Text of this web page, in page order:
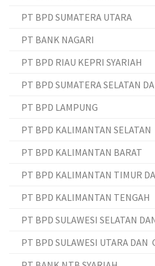
PT BPD SUMATERA UTARA
PT BANK NAGARI
PT BPD RIAU KEPRI SYARIAH
PT BPD SUMATERA SELATAN
PT BPD LAMPUNG
PT BPD KALIMANTAN SELATAN
PT BPD KALIMANTAN BARAT
PT BPD KALIMANTAN TIMUR
PT BPD KALIMANTAN TENGAH
PT BPD SULAWESI SELATAN
PT BPD SULAWESI UTARA DAN